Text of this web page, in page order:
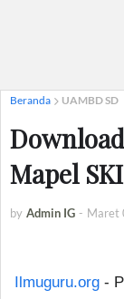
Beranda UAMBD SD
Mapel
by Admin IG - Maret
Ilmuguru.org -